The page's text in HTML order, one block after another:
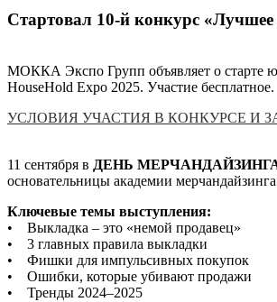
Стартовал 10-й конкурс
МОККА Экспо Групп объявляет о старте
HouseHold Expo 2025. Участие бесплатное.
УСЛОВИЯ УЧАСТИЯ В КОНКУРСЕ И
11 сентября в ДЕНЬ
основательницы академии
Ключевые темы выступления:
• Выкладка – это «немой продавец»
• 3 главных правила выкладки
• Фишки для импульсивных покупок
• Ошибки, которые убивают продажи
• Тренды 2024–2025